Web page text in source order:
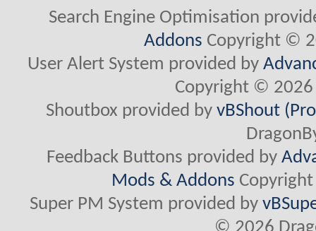
Search Engine Optimisation
Addons Copyright ©
User Alert System provided by
Copyright © 2026
Shoutbox provided byvBShout
Feedback Buttons provided by
Mods & Addons
Super PM System provided by